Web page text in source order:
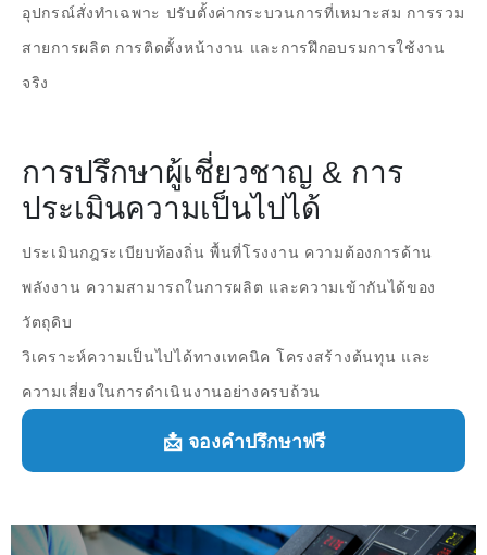
อุปกรณ์สั่งทำเฉพาะ ปรับตั้งค่ากระบวนการที่เหมาะสม การรวม
สายการผลิต การติดตั้งหน้างาน และการฝึกอบรมการใช้งาน
จริง
การปรึกษาผู้เชี่ยวชาญ & การ
ประเมินความเป็นไปได้
ประเมินกฎระเบียบท้องถิ่น พื้นที่โรงงาน ความต้องการด้าน
พลังงาน ความสามารถในการผลิต และความเข้ากันได้ของ
วัตถุดิบ
วิเคราะห์ความเป็นไปได้ทางเทคนิค โครงสร้างต้นทุน และ
ความเสี่ยงในการดำเนินงานอย่างครบถ้วน
📩 จองคำปรึกษาฟรี